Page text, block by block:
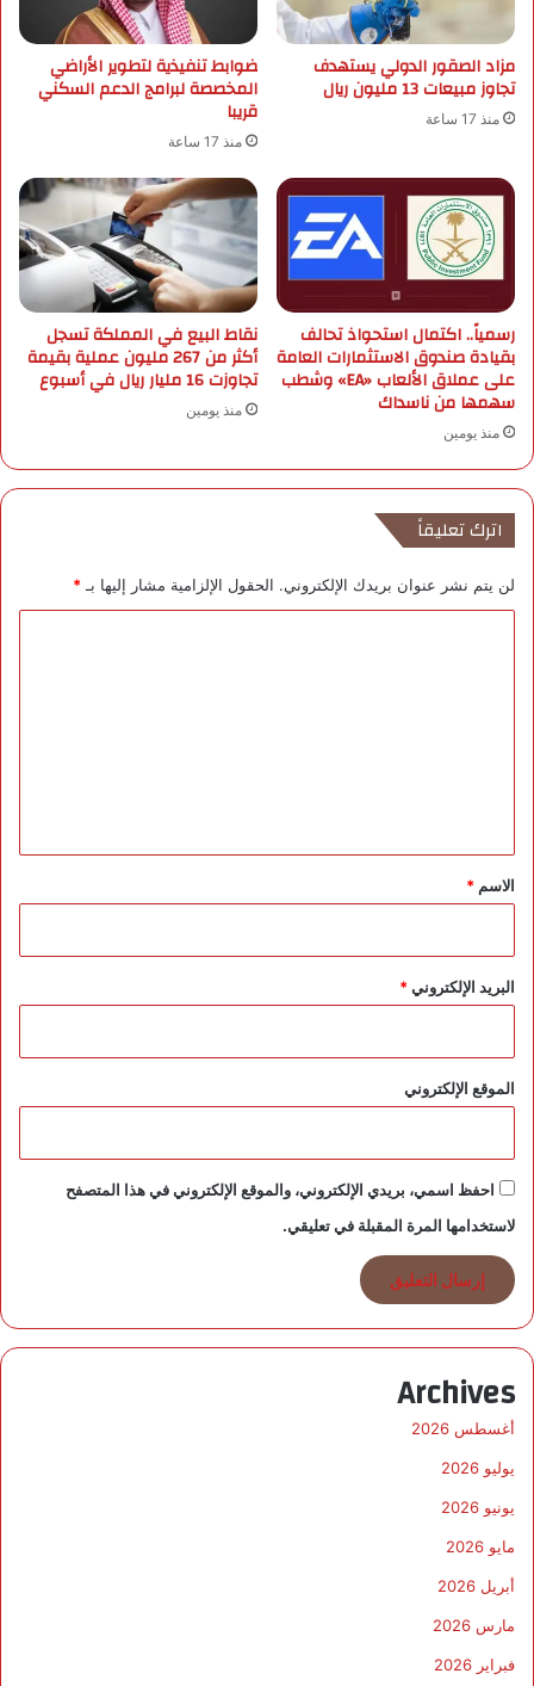
ط
ي
ة
م
ن
ي
و
ر
ي
ة
ك
و
ي
ا
مزاد الصقور الدولي يستهدف
تجاوز مبيعات 13 مليون ريال
منذ 17 ساعة
ضوابط تنفيذية لتطوير الأراضي
المخصصة لبرامج الدعم السكني
قريبا
منذ 17 ساعة
رسمياً.. اكتمال استحواذ تحالف
بقيادة صندوق الاستثمارات العامة
على عملاق الألعاب «EA» وشطب
سهمها من ناسداك
منذ يومين
نقاط البيع في المملكة تسجل
أكثر من 267 مليون عملية بقيمة
تجاوزت 16 مليار ريال في أسبوع
منذ يومين
اترك تعليقاً
لن يتم نشر عنوان بريدك الإلكتروني. الحقول الإلزامية مشار إليها بـ *
*
الاسم *
البريد الإلكتروني*
الموقع الإلكتروني
احفظ اسمي، بريدي الإلكتروني، والموقع الإلكتروني في هذا المتصفح
لاستخدامها المرة المقبلة في تعليقي.
Archives
أغسطس 2026
يوليو 2026
يونيو 2026
مايو 2026
أبريل 2026
مارس 2026
فبراير 2026